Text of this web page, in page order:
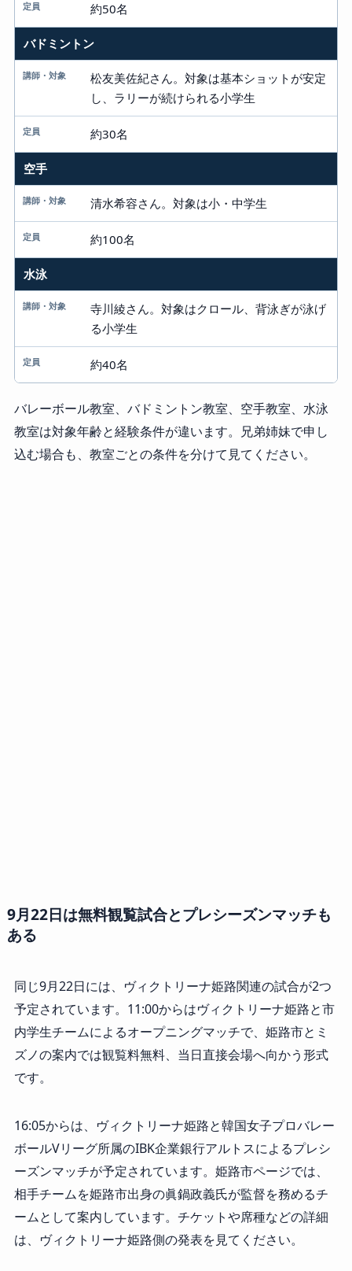
約50名
バドミントン
松友美佐紀さん。対象は基本ショットが安定
し、ラリーが続けられる小学生
約30名
空手
清水希容さん。対象は小・中学生
約100名
水泳
寺川綾さん。対象はクロール、背泳ぎが泳げ
る小学生
約40名
バレーボール教室、バドミントン教室、空手教室、水泳
教室は対象年齢と経験条件が違います。兄弟姉妹で申し
込む場合も、教室ごとの条件を分けて見てください。
9月22日は無料観覧試合とプレシーズンマッチも
ある
同じ9月22日には、ヴィクトリーナ姫路関連の試合が2つ
予定されています。11:00からはヴィクトリーナ姫路と市
内学生チームによるオープニングマッチで、姫路市とミ
ズノの案内では観覧料無料、当日直接会場へ向かう形式
です。
16:05からは、ヴィクトリーナ姫路と韓国女子プロバレー
ボールVリーグ所属のIBK企業銀行アルトスによるプレシ
ーズンマッチが予定されています。姫路市ページでは、
相手チームを姫路市出身の眞鍋政義氏が監督を務めるチ
ームとして案内しています。チケットや席種などの詳細
は、ヴィクトリーナ姫路側の発表を見てください。